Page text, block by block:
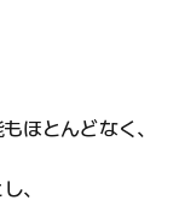
ほとんどなく、
、